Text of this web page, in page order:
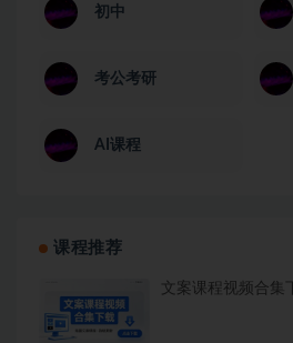
初中
考公考研
AI课程
课程推荐
文案课程视频合集